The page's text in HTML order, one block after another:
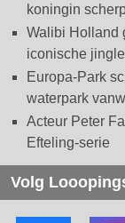
koningin
Walibi Holland
iconische
Europa-Park
waterpark
Acteur Peter
Efteling-serie
Volg